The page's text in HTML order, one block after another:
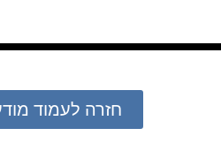
חזרה לעמוד